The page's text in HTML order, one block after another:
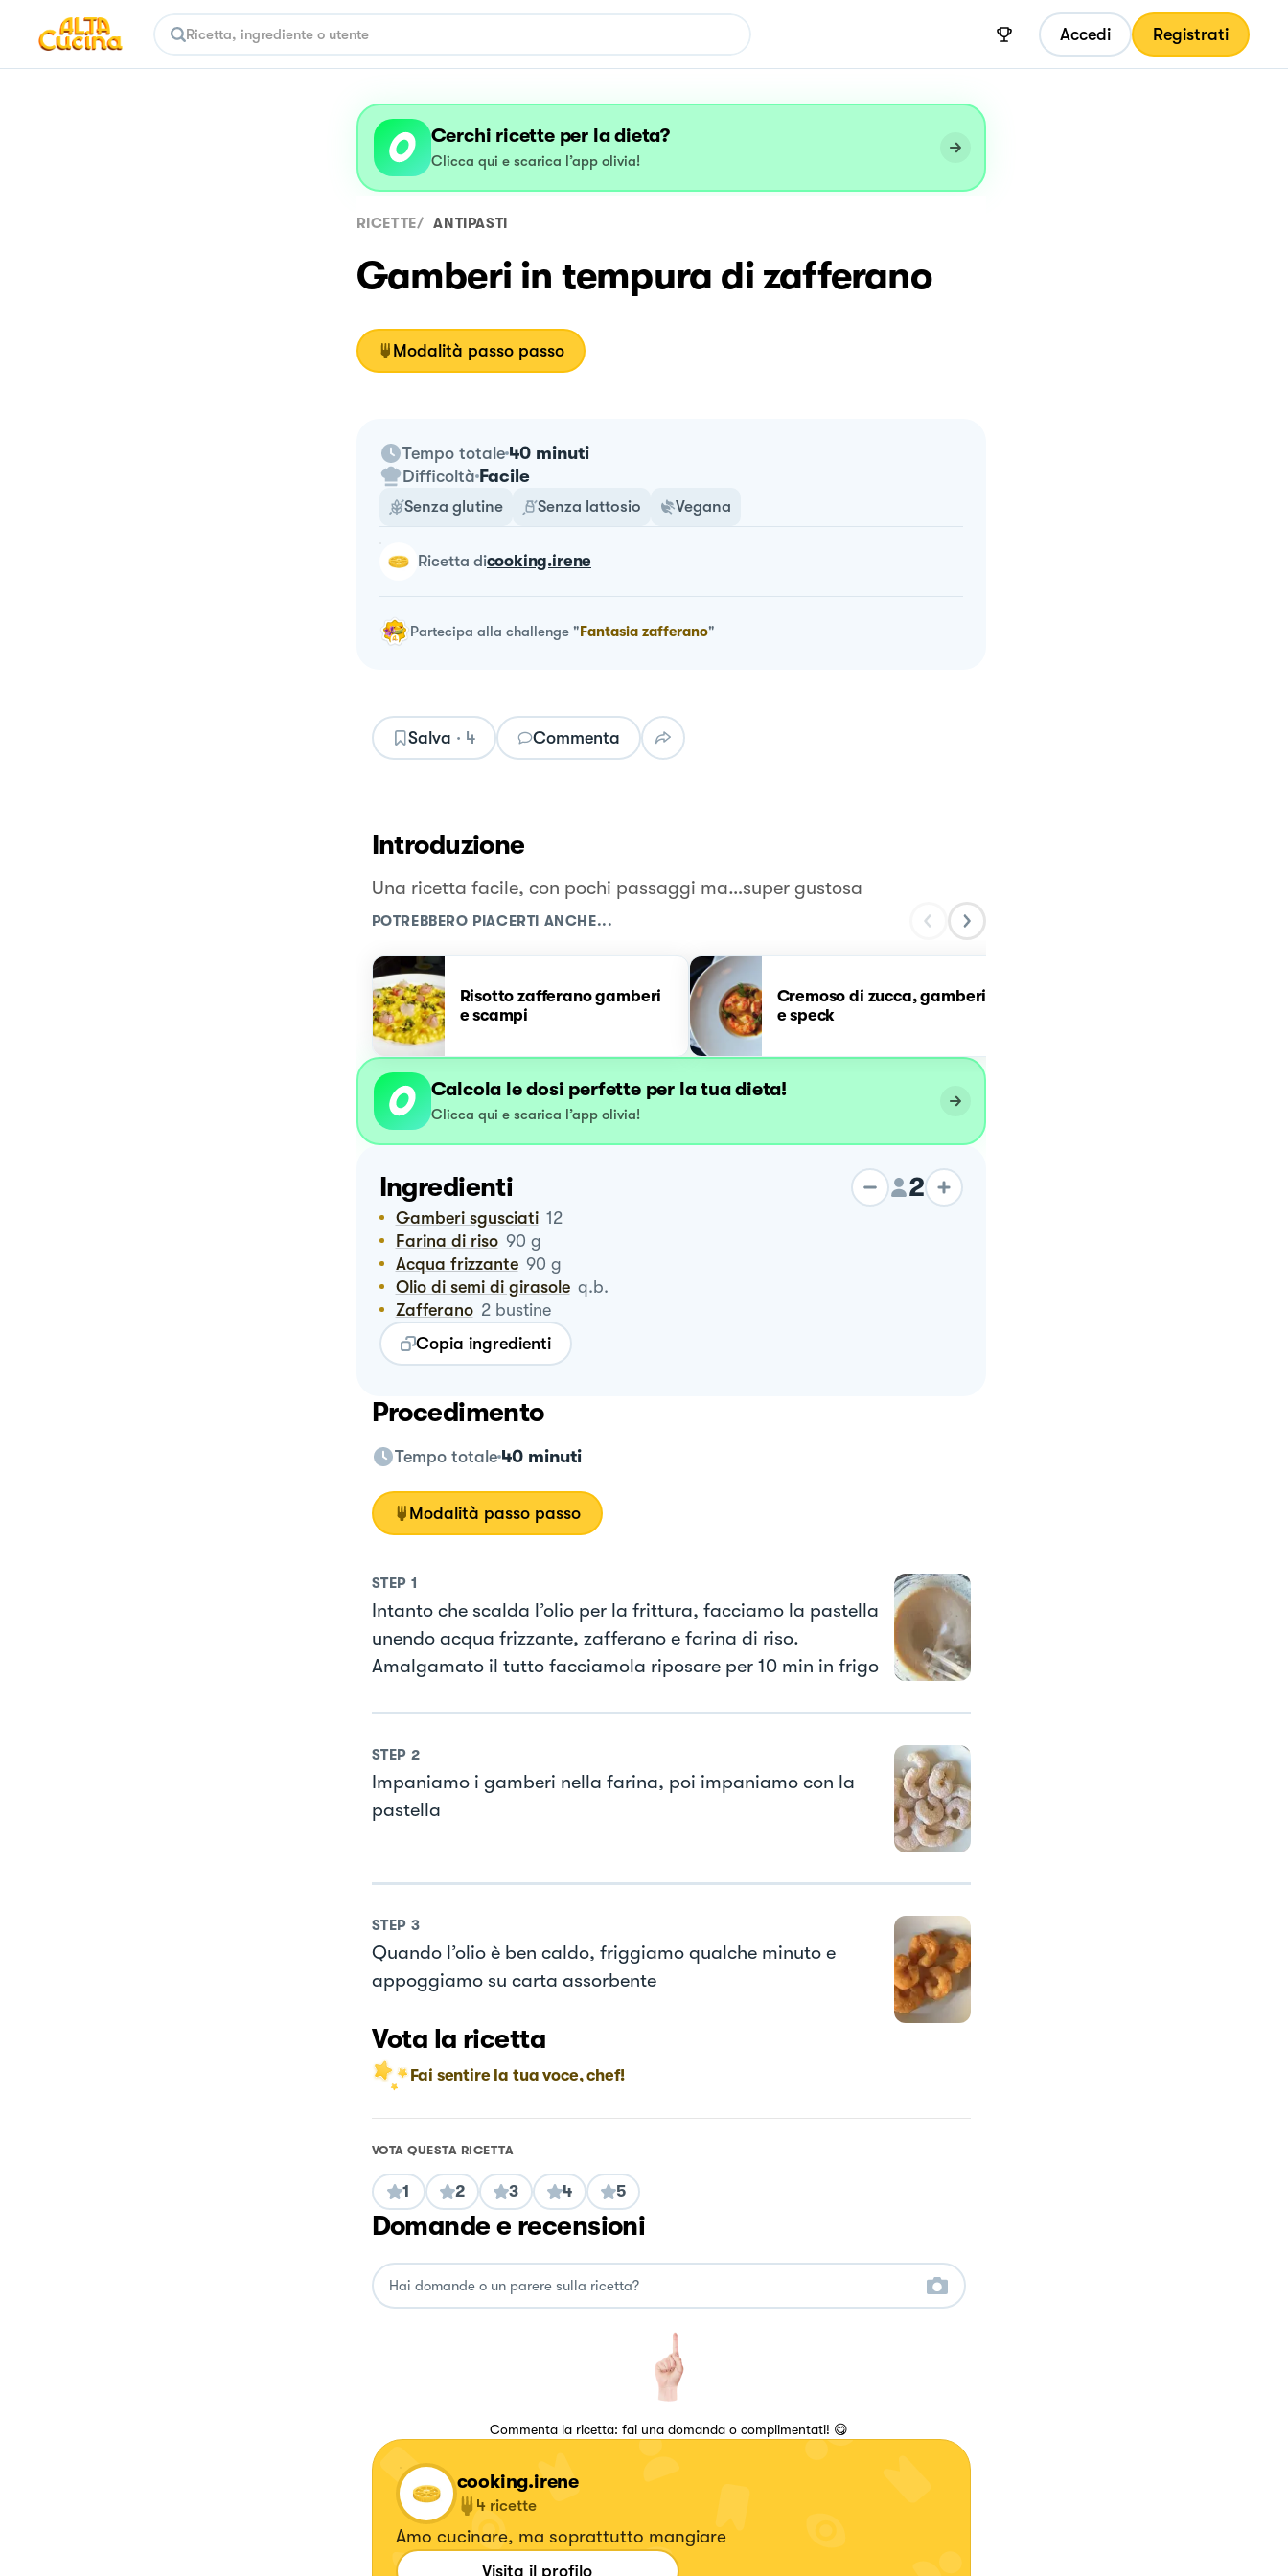
Accedi Registrati
Cerchi ricette per la dieta?
Clicca qui e scarica l’app olivia!
RICETTE/ ANTIPASTI
Gamberi in tempura di zafferano
Modalità passo passo
Tempo totale 40 minuti
Difficoltà Facile
Senza glutine Senza lattosio Vegana
ricetta dicooking.irene
Partecipa alla challenge"Fantasia zafferano"
Salva · 4 Commenta
Introduzione
Una ricetta facile, con pochi passaggi ma…super gustosa
POTREBBERO PIACERTI ANCHE...
Risotto zafferano gamberi
e scampi
Cremoso di zucca, gamberi
e speck
Calcola le dosi perfette per la tua dieta!
Clicca qui e scarica l’app olivia!
Ingredienti 2
Gamberi sgusciati 12
Farina di riso 90 g
Acqua frizzante 90 g
Olio di semi di girasole q.b.
Zafferano 2 bustine
Copia ingredienti
Procedimento
Tempo totale 40 minuti
Modalità passo passo
STEP 1
Intanto che scalda l’olio per la frittura, facciamo la pastella
unendo acqua frizzante, zafferano e farina di riso.
Amalgamato il tutto facciamola riposare per 10 min in frigo
STEP 2
Impaniamo i gamberi nella farina, poi impaniamo con la
pastella
STEP 3
Quando l’olio è ben caldo, friggiamo qualche minuto e
appoggiamo su carta assorbente
Vota la ricetta
Fai sentire la tua voce, chef!
VOTA QUESTA RICETTA
1 2 3 4 5
Domande e recensioni
Commenta la ricetta: fai una domanda o complimentati! 😋
cooking.irene
4 ricette
Amo cucinare, ma soprattutto mangiare
Visita il profilo